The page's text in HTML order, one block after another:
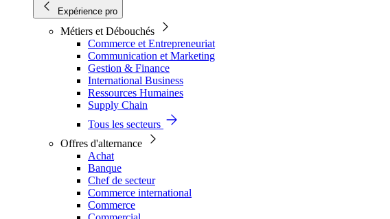
Expérience pro
Métiers et Débouchés
Commerce et Entrepreneuriat
Communication et Marketing
Gestion & Finance
International Business
Ressources Humaines
Supply Chain
Tous les secteurs
Offres d'alternance
Achat
Banque
Chef de secteur
Commerce international
Commerce